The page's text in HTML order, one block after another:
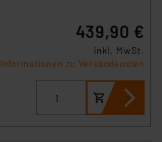
439,90 €
inkl. MwSt.
Informationen zu Versandkosten